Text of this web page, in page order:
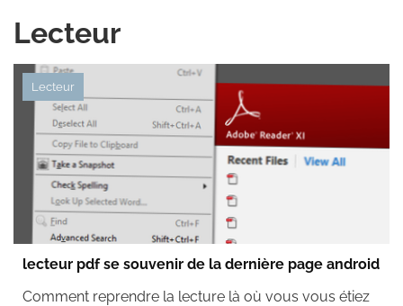
Lecteur
Lecteur
lecteur pdf se souvenir de la dernière page android
Comment reprendre la lecture là où vous vous étiez